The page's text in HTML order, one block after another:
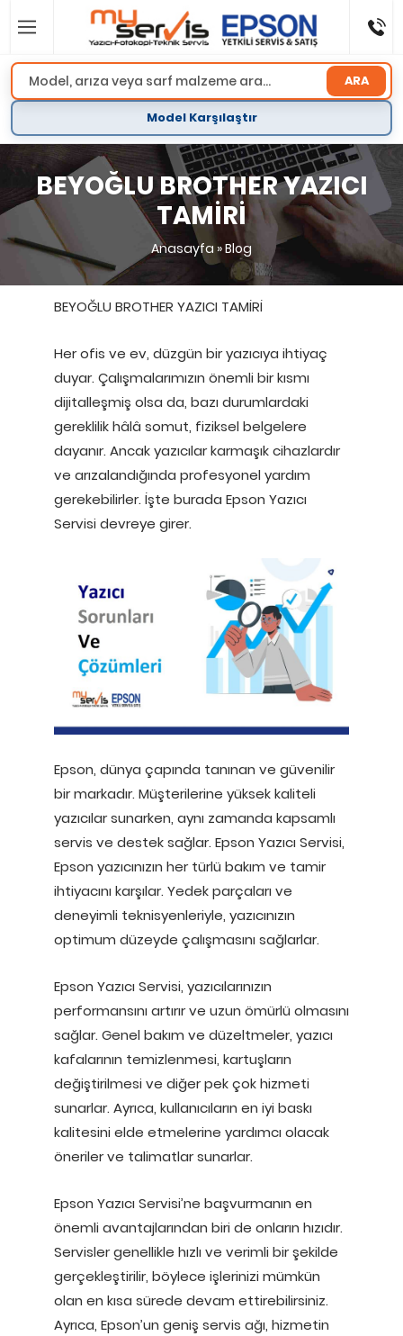
ARA
Model Karşılaştır
BEYOĞLU BROTHER YAZICI
TAMİRİ
Anasayfa »Blog
BEYOĞLU BROTHER YAZICI TAMİRİ
Her ofis ve ev, düzgün bir yazıcıya ihtiyaç
duyar. Çalışmalarımızın önemli bir kısmı
dijitalleşmiş olsa da, bazı durumlardaki
gereklilik hâlâ somut, fiziksel belgelere
dayanır. Ancak yazıcılar karmaşık cihazlardır
ve arızalandığında profesyonel yardım
gerekebilirler. İşte burada Epson Yazıcı
Servisi devreye girer.
Epson, dünya çapında tanınan ve güvenilir
bir markadır. Müşterilerine yüksek kaliteli
yazıcılar sunarken, aynı zamanda kapsamlı
servis ve destek sağlar. Epson Yazıcı Servisi,
Epson yazıcınızın her türlü bakım ve tamir
ihtiyacını karşılar. Yedek parçaları ve
deneyimli teknisyenleriyle, yazıcınızın
optimum düzeyde çalışmasını sağlarlar.
Epson Yazıcı Servisi, yazıcılarınızın
performansını artırır ve uzun ömürlü olmasını
sağlar. Genel bakım ve düzeltmeler, yazıcı
kafalarının temizlenmesi, kartuşların
değiştirilmesi ve diğer pek çok hizmeti
sunarlar. Ayrıca, kullanıcıların en iyi baskı
kalitesini elde etmelerine yardımcı olacak
öneriler ve talimatlar sunarlar.
Epson Yazıcı Servisi’ne başvurmanın en
önemli avantajlarından biri de onların hızıdır.
Servisler genellikle hızlı ve verimli bir şekilde
gerçekleştirilir, böylece işlerinizi mümkün
olan en kısa sürede devam ettirebilirsiniz.
Ayrıca, Epson’un geniş servis ağı, hizmetin